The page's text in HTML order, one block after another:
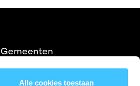
Alle cookies toestaan
Gemeenten